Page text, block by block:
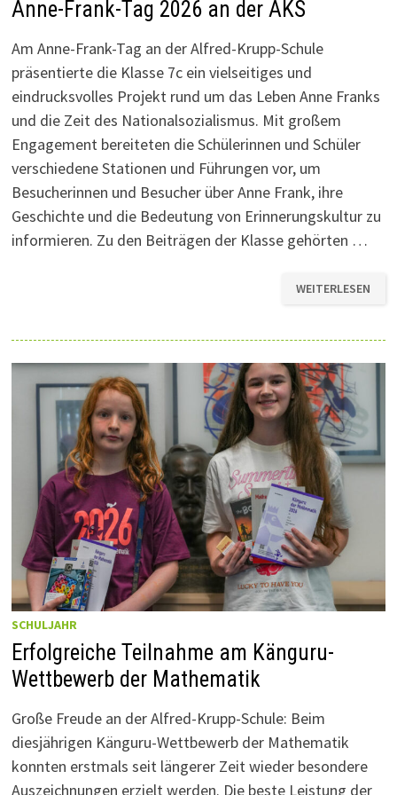
Anne-Frank-Tag 2026 an der AKS
Am Anne-Frank-Tag an der Alfred-Krupp-Schule
präsentierte die Klasse 7c ein vielseitiges und
eindrucksvolles Projekt rund um das Leben Anne Franks
und die Zeit des Nationalsozialismus. Mit großem
Engagement bereiteten die Schülerinnen und Schüler
verschiedene Stationen und Führungen vor, um
Besucherinnen und Besucher über Anne Frank, ihre
Geschichte und die Bedeutung von Erinnerungskultur zu
informieren. Zu den Beiträgen der Klasse gehörten …
ANNE-
FRANK-
DER
WEITERLESEN
SCHULJAHR
Erfolgreiche Teilnahme am Känguru-
Wettbewerb der Mathematik
Große Freude an der Alfred-Krupp-Schule: Beim
diesjährigen Känguru-Wettbewerb der Mathematik
konnten erstmals seit längerer Zeit wieder besondere
Auszeichnungen erzielt werden. Die beste Leistung der